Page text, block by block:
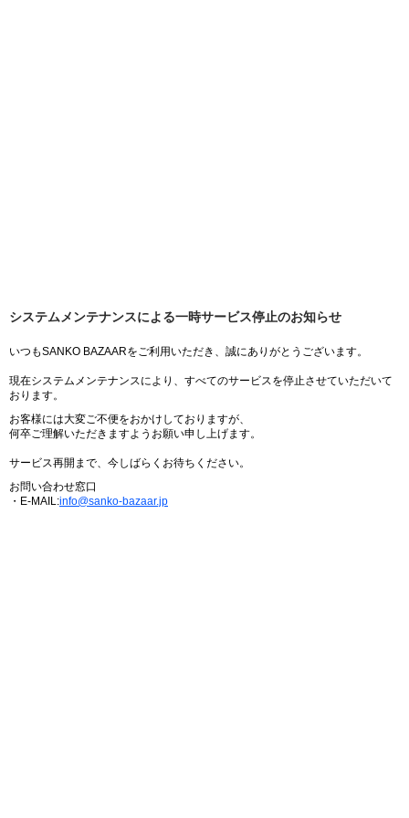
システムメンテナンスによる一時サービス停止のお知らせ
いつもSANKO BAZAARをご利用いただき、誠にありがとうございます。
現在システムメンテナンスにより、すべてのサービスを停止させていただいて
おります。
お客様には大変ご不便をおかけしておりますが、
何卒ご理解いただきますようお願い申し上げます。
サービス再開まで、今しばらくお待ちください。
お問い合わせ窓口
・E-MAIL:info@sanko-bazaar.jp